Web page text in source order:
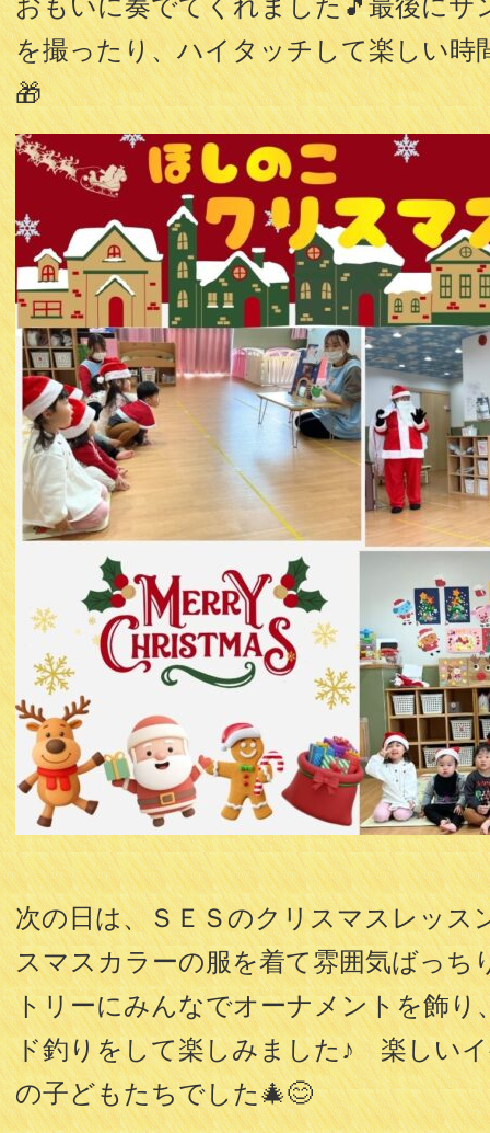
を撮ったり、ハイタッチして楽しい時
🎁
次の日は、ＳＥＳのクリスマスレッス
スマスカラーの服を着て雰囲気ばっち
トリーにみんなでオーナメントを飾り
ド釣りをして楽しみました♪ 楽しい
の子どもたちでした🎄😊